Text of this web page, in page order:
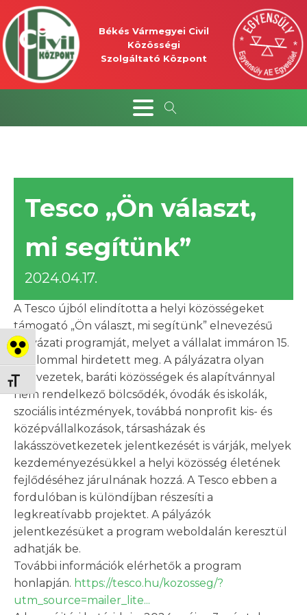
Nagy kontraszt váltása
Betűméret váltása
Békés Vármegyei Civil
Közösségi
Szolgáltató Központ
Tesco „Ön választ,
mi segítünk”
2024.04.17.
A Tesco újból elindította a helyi közösségeket
támogató „Ön választ, mi segítünk” elnevezésű
pályázati programját, melyet a vállalat immáron 15.
alkalommal hirdetett meg. A pályázatra olyan
szervezetek, baráti közösségek és alapítvánnyal
nem rendelkező bölcsődék, óvodák és iskolák,
szociális intézmények, továbbá nonprofit kis- és
középvállalkozások, társasházak és
lakásszövetkezetek jelentkezését is várják, melyek
kezdeményezésükkel a helyi közösség életének
fejlődéséhez járulnának hozzá. A Tesco ebben a
fordulóban is különdíjban részesíti a
legkreatívabb projektet. A pályázók
jelentkezésüket a program weboldalán keresztül
adhatják be.
További információk elérhetők a program
honlapján. https://tesco.hu/kozosseg/?
utm_source=mailer_lite...